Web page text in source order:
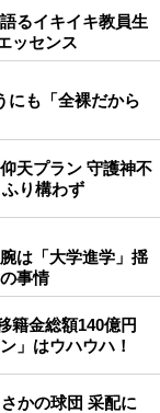
るイキイキ教員生
ッセンス
も「全裸だから
天プラン 守護神不
り構わず
は「大学進学」揺
事情
籍金総額140億円
」はウハウハ！
かの球団 采配に